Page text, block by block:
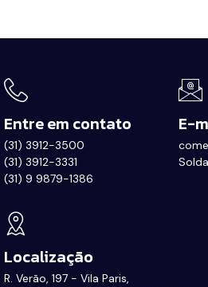
Entre em contato
(31) 3912-3500
(31) 3912-3331
(31) 9 9879-1386
E-
Localização
R. Verão, 197 - Vila Paris,